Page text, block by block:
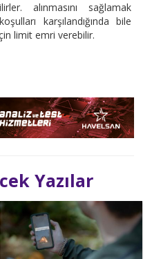
alınmasını sağlamak
karşılandığında bile
limit emri verebilir.
Yazılar